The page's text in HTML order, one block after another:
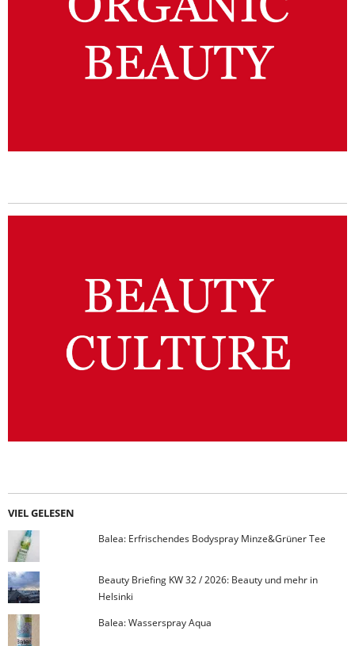
VIEL GELESEN
Balea: Erfrischendes Bodyspray Minze&Grüner Tee
Beauty Briefing KW 32 / 2026: Beauty und mehr in
Helsinki
Balea: Wasserspray Aqua